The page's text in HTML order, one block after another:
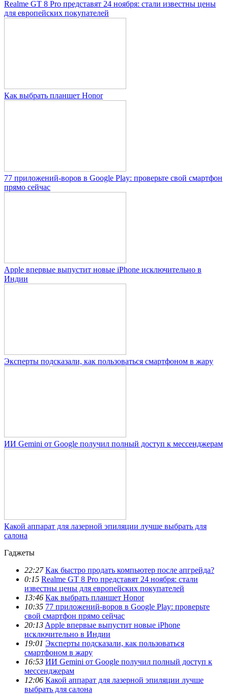
Realme GT 8 Pro представят 24 ноября: стали известны цены
для европейских покупателей
Как выбрать планшет Honor
77 приложений-воров в Google Play: проверьте свой смартфон
прямо сейчас
Apple впервые выпустит новые iPhone исключительно в
Индии
Эксперты подсказали, как пользоваться смартфоном в жару
ИИ Gemini от Google получил полный доступ к мессенджерам
Какой аппарат для лазерной эпиляции лучше выбрать для
салона
Гаджеты
22:27 Как быстро продать компьютер после апгрейда?
0:15 Realme GT 8 Pro представят 24 ноября: стали
известны цены для европейских покупателей
13:46 Как выбрать планшет Honor
10:35 77 приложений-воров в Google Play: проверьте
свой смартфон прямо сейчас
20:13 Apple впервые выпустит новые iPhone
исключительно в Индии
19:01 Эксперты подсказали, как пользоваться
смартфоном в жару
16:53 ИИ Gemini от Google получил полный доступ к
мессенджерам
12:06 Какой аппарат для лазерной эпиляции лучше
выбрать для салона